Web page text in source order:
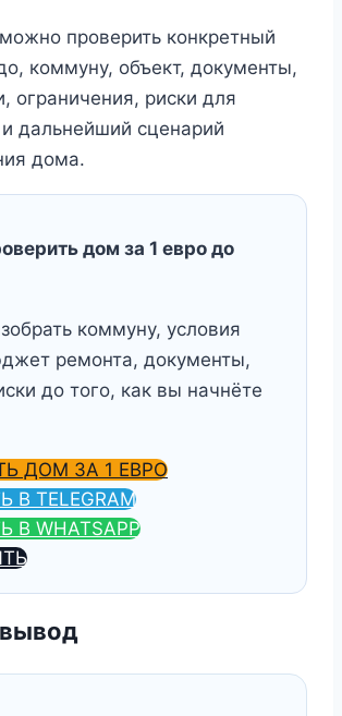
проверить конкретный
коммуну, объект, документы,
ограничения, риски для
дальнейший сценарий
дома.
дом за 1 евро до
коммуну, условия
ремонта, документы,
до того, как вы начнёте
ДОМ ЗА 1 ЕВРО
В TELEGRAM
В WHATSAPP